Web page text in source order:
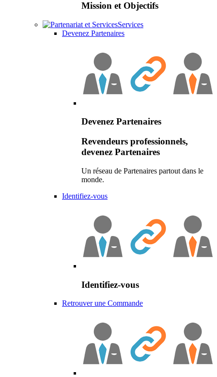
Mission et Objectifs
Services
Devenez Partenaires
Devenez Partenaires
Revendeurs professionnels,
devenez Partenaires
Un réseau de Partenaires partout dans le
monde.
Identifiez-vous
Identifiez-vous
Retrouver une Commande